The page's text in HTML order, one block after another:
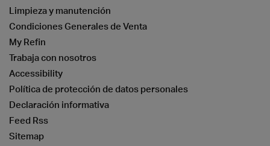
Limpieza y manutención
Condiciones Generales de Venta
My Refin
Trabaja con nosotros
Accessibility
Política de protección de datos personales
Declaración informativa
Feed Rss
Sitemap